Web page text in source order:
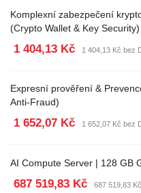
Komplexní zabezpečení
(Crypto Wallet & Key Security)
1 404,13 Kč 1 404,13 Kč bez
Expresní prověření &
Anti-Fraud)
1 652,07 Kč 1 652,07 Kč bez
AI Compute Server | 128 GB
687 519,83 Kč 687 519,83